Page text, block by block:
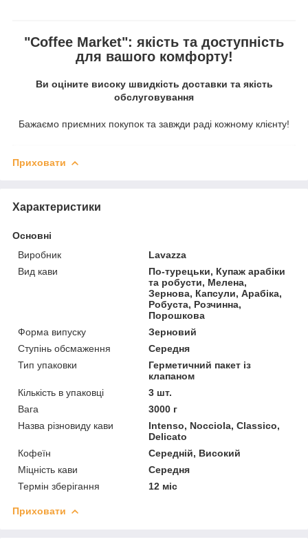
"Coffee Market": якість та доступність
для вашого комфорту!
Ви оціните високу швидкість доставки та якість
обслуговування
Бажаємо приємних покупок та завжди раді кожному клієнту!
Приховати
Характеристики
Основні
Виробник
Lavazza
Вид кави
По-турецьки, Купаж арабіки
та робусти, Мелена,
Зернова, Капсули, Арабіка,
Робуста, Розчинна,
Порошкова
Форма випуску
Зерновий
Ступінь обсмаження
Середня
Тип упаковки
Герметичний пакет із
клапаном
Кількість в упаковці
3 шт.
Вага
3000 г
Назва різновиду кави
Intenso, Nocciola, Classico,
Delicato
Кофеїн
Середній, Високий
Міцність кави
Середня
Термін зберігання
12 міс
Приховати